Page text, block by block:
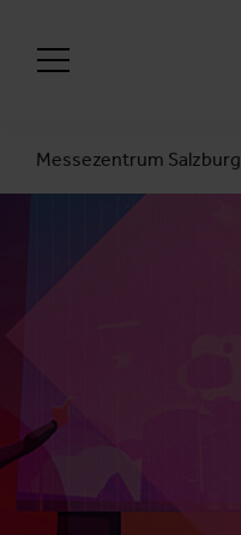
Messezentrum Salzburg